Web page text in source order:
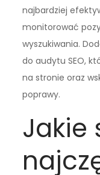
najbardziej
monitorować
wyszukiwania.
do audytu SEO,
na stronie oraz
poprawy.
Jakie